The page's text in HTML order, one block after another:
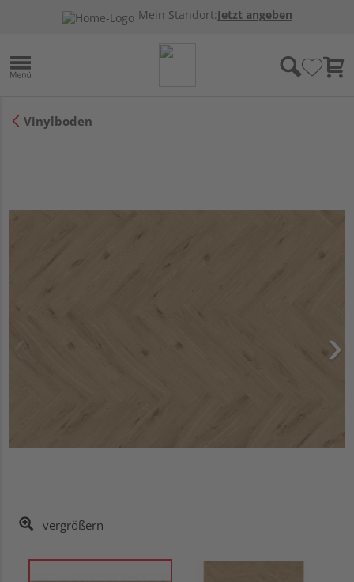
Mein Standort:Jetzt angeben
Vinylboden
vergrößern